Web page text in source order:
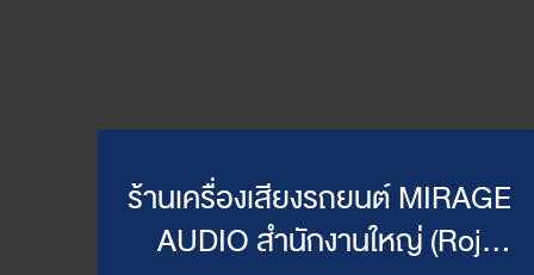
ร้านเครื่องเสียงรถยนต์ MIRAGE
AUDIO สำนักงานใหญ่ (Roj